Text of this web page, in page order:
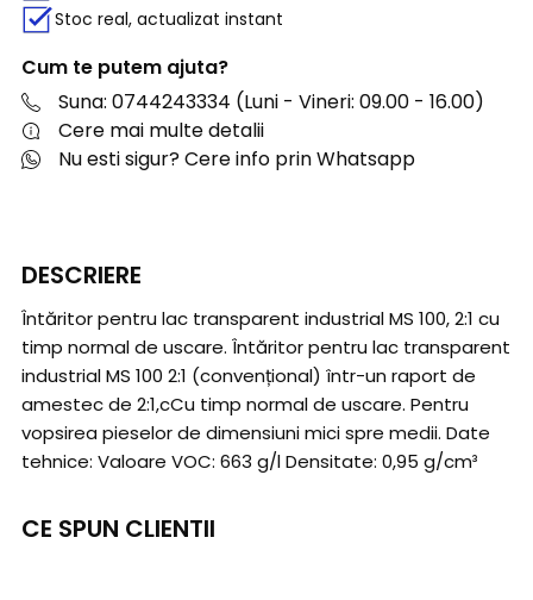
Stoc real, actualizat instant
Cum te putem ajuta?
Suna: 0744243334 (Luni - Vineri: 09.00 - 16.00)
Cere mai multe detalii
Nu esti sigur? Cere info prin Whatsapp
DESCRIERE
Întăritor pentru lac transparent industrial MS 100, 2:1 cu
timp normal de uscare. Întăritor pentru lac transparent
industrial MS 100 2:1 (convențional) într-un raport de
amestec de 2:1,cCu timp normal de uscare. Pentru
vopsirea pieselor de dimensiuni mici spre medii. Date
tehnice: Valoare VOC: 663 g/l Densitate: 0,95 g/cm³
CE SPUN CLIENTII